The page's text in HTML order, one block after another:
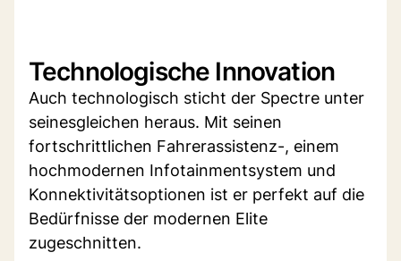
Technologische Innovation
Auch technologisch sticht der Spectre unter
seinesgleichen heraus. Mit seinen
fortschrittlichen Fahrerassistenz-, einem
hochmodernen Infotainmentsystem und
Konnektivitätsoptionen ist er perfekt auf die
Bedürfnisse der modernen Elite
zugeschnitten.